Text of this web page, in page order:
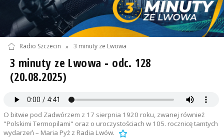
Radio Szczecin » 3 minuty ze Lwowa
3 minuty ze Lwowa - odc. 128
(20.08.2025)
O bitwie pod Zadwórzem z 17 sierpnia 1920 roku, zwanej również
"Polskimi Termopilami" oraz o uroczystościach w 105. rocznicę tamtych
wydarzeń – Maria Pyż z Radia Lwów.